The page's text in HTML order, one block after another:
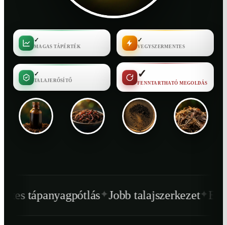
✓
MAGAS TÁPÉRTÉK
✓
VEGYSZERMENTES
✓
TALAJERŐSÍTŐ
✓
FENNTARTHATÓ MEGOLDÁS
✦Jobb talajszerkezet✦Egészségesebb